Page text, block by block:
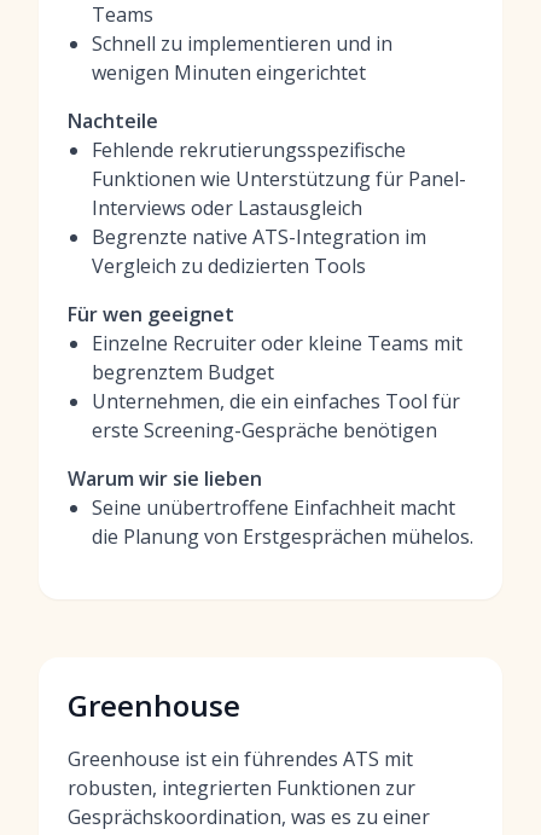
Teams
Schnell zu implementieren und in
wenigen Minuten eingerichtet
Nachteile
Fehlende rekrutierungsspezifische
Funktionen wie Unterstützung für Panel-
Interviews oder Lastausgleich
Begrenzte native ATS-Integration im
Vergleich zu dedizierten Tools
Für wen geeignet
Einzelne Recruiter oder kleine Teams mit
begrenztem Budget
Unternehmen, die ein einfaches Tool für
erste Screening-Gespräche benötigen
Warum wir sie lieben
Seine unübertroffene Einfachheit macht
die Planung von Erstgesprächen mühelos.
Greenhouse
Greenhouse ist ein führendes ATS mit
robusten, integrierten Funktionen zur
Gesprächskoordination, was es zu einer